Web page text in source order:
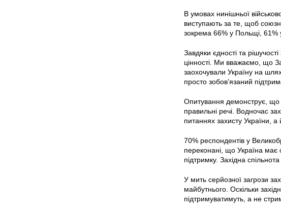
В умовах нинішньої
виступають за те, щоб
зокрема 66% у Польщі, 61%
Завдяки єдності та
цінності. Ми вважаємо, що
заохочували Україну на
просто зобов’язаний
Опитування демонструє, що
правильні речі. Водночас
питаннях захисту України,
70% респондентів у
переконані, що Україна має
підтримку. Західна
У мить серйозної загрози
майбутнього. Оскільки
підтримуватимуть, а не